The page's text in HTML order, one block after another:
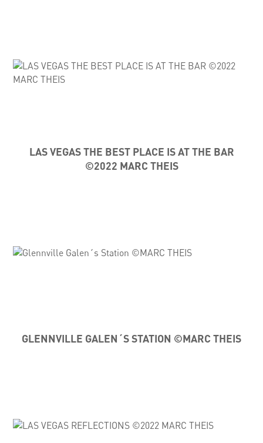
LAS VEGAS THE BEST PLACE IS AT THE BAR
©2022 MARC THEIS
GLENNVILLE GALEN´S STATION ©MARC THEIS